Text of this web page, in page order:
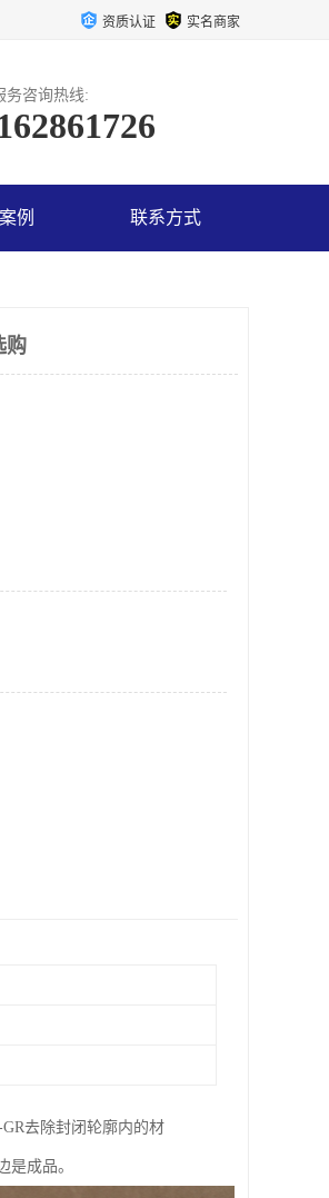
资质认证 实名商家
务咨询热线:
例 联系方式
购
去除封闭轮廓内的材
成品。